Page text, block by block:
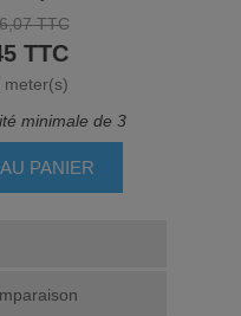
TTC
TTC
meter(s)
minimale de 3